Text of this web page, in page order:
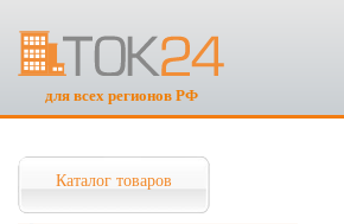
для всех регионов РФ
Каталог товаров